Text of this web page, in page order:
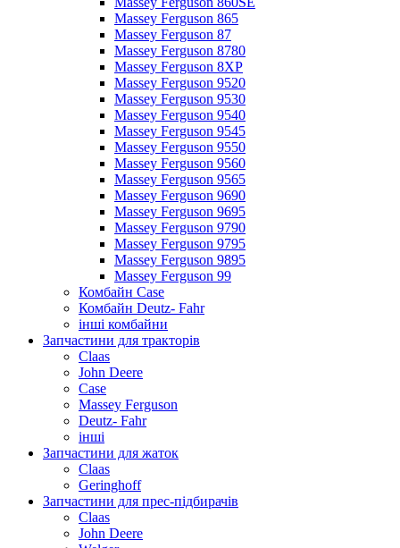
Massey Ferguson 865
Massey Ferguson 87
Massey Ferguson 8780
Massey Ferguson 8XP
Massey Ferguson 9520
Massey Ferguson 9530
Massey Ferguson 9540
Massey Ferguson 9545
Massey Ferguson 9550
Massey Ferguson 9560
Massey Ferguson 9565
Massey Ferguson 9690
Massey Ferguson 9695
Massey Ferguson 9790
Massey Ferguson 9795
Massey Ferguson 9895
Massey Ferguson 99
Комбайн Case
Комбайн Deutz- Fahr
інші комбайни
Запчастини для тракторів
Claas
John Deere
Case
Massey Ferguson
Deutz- Fahr
інші
Запчастини для жаток
Claas
Geringhoff
Запчастини для прес-підбирачів
Claas
John Deere